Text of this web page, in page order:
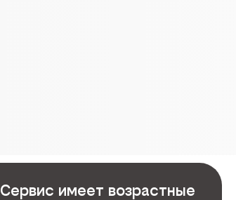
Сервис имеет возрастные